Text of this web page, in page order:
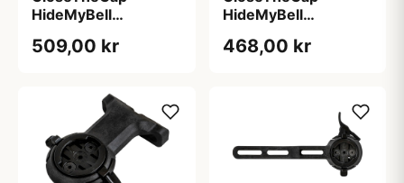
HideMyBell
Knot & Save
509,00 kr
HideMyBell
Canyon H11 + H36 (
468,00 kr